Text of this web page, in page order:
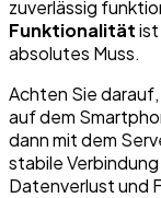
zuverlässig
Funktionalitätist
absolutes Muss.
Achten Sie
auf dem
dann mit dem
stabile
Datenverlust und